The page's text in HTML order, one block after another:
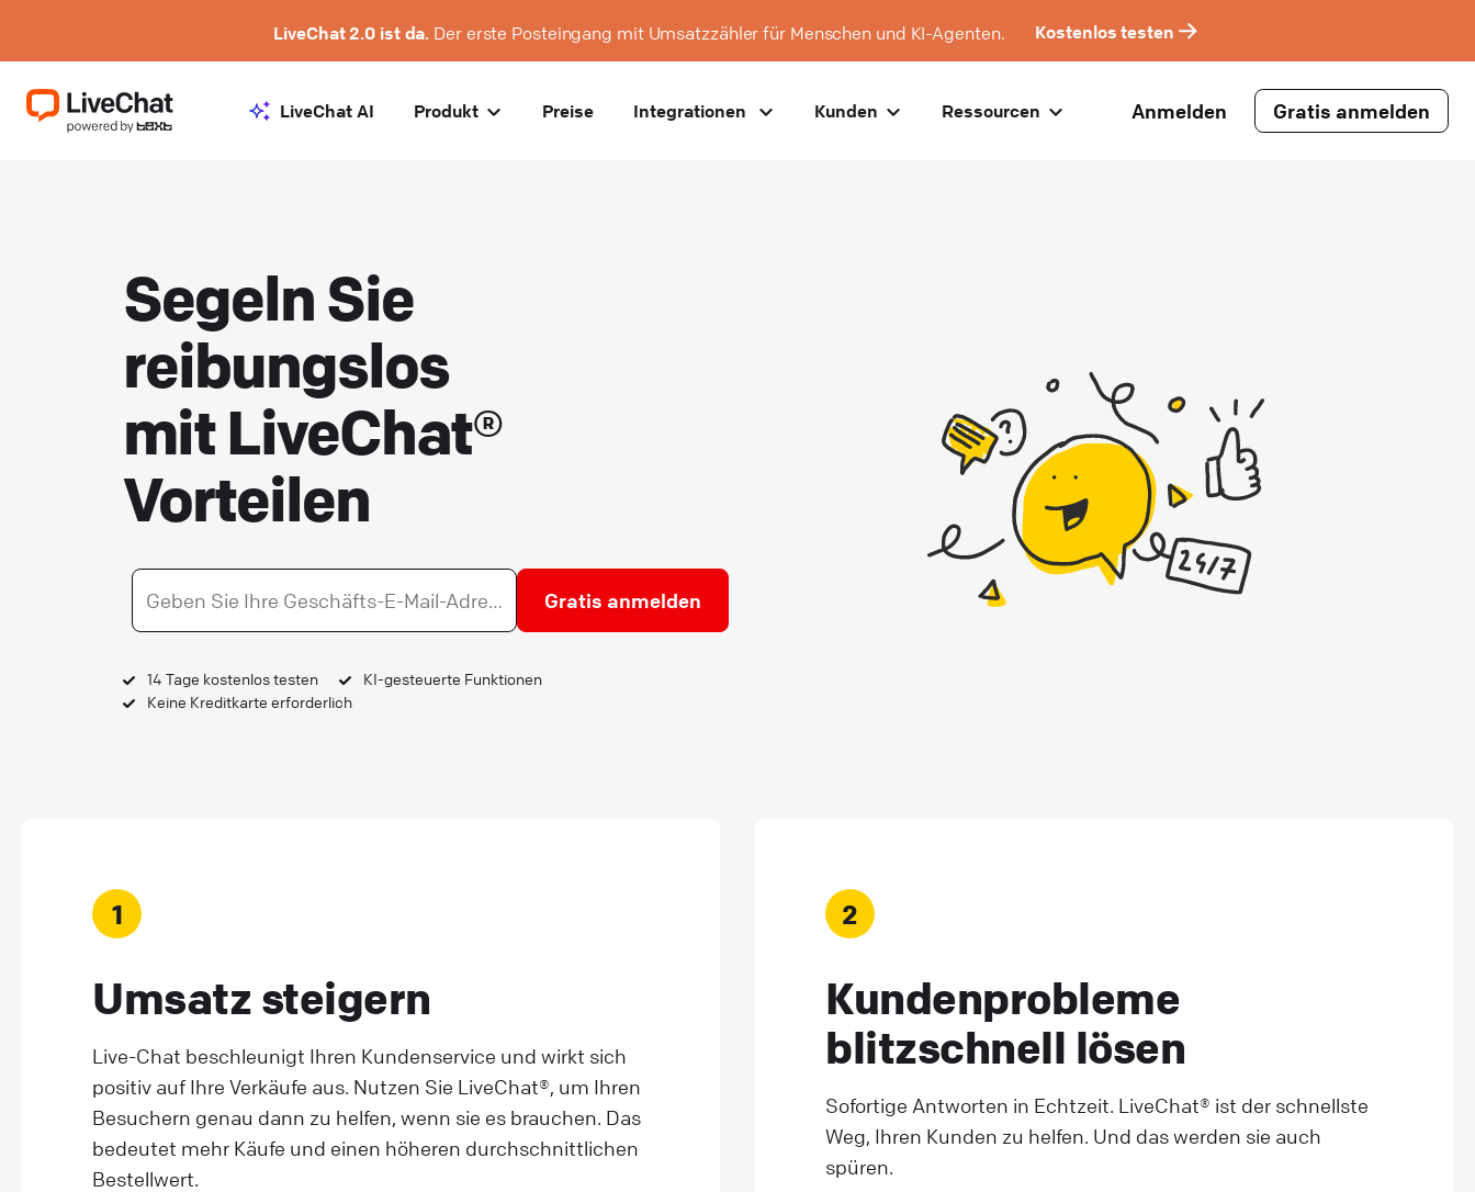
LiveChat 2.0 ist da. Der erste Posteingang mit Umsatzzähler für Menschen und KI-Agenten. Kostenlos testen
LiveChat AI Produkt Preise Integrationen Kunden Ressourcen Anmelden Gratis anmelden
Segeln Sie
reibungslos
mit LiveChat®
Vorteilen
Gratis anmelden
14 Tage kostenlos testen
KI-gesteuerte Funktionen
Keine Kreditkarte erforderlich
1
Umsatz steigern
Live-Chat beschleunigt Ihren Kundenservice und wirkt sich
positiv auf Ihre Verkäufe aus. Nutzen Sie LiveChat®, um Ihren
Besuchern genau dann zu helfen, wenn sie es brauchen. Das
bedeutet mehr Käufe und einen höheren durchschnittlichen
Bestellwert.
2
Kundenprobleme
blitzschnell lösen
Sofortige Antworten in Echtzeit. LiveChat® ist der schnellste
Weg, Ihren Kunden zu helfen. Und das werden sie auch
spüren.